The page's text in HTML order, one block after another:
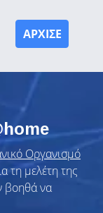
ΑΡΧΙΣΕ
Οργανισμό
τη μελέτη της
βοηθά να